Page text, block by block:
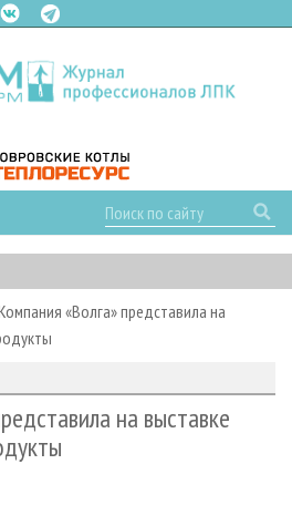
«Волга» представила на
на выставке